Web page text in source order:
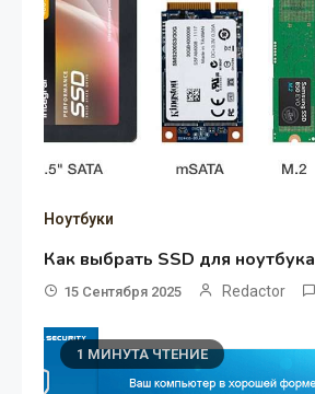
Ноутбуки
Как выбрать SSD для ноутбука
15 Сентября 2025 Redactor
1 МИНУТА ЧТЕНИЕ